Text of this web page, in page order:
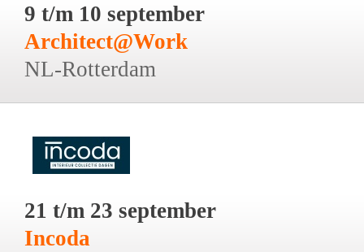
9 t/m 10 september
Architect@Work
NL-Rotterdam
21 t/m 23 september
Incoda